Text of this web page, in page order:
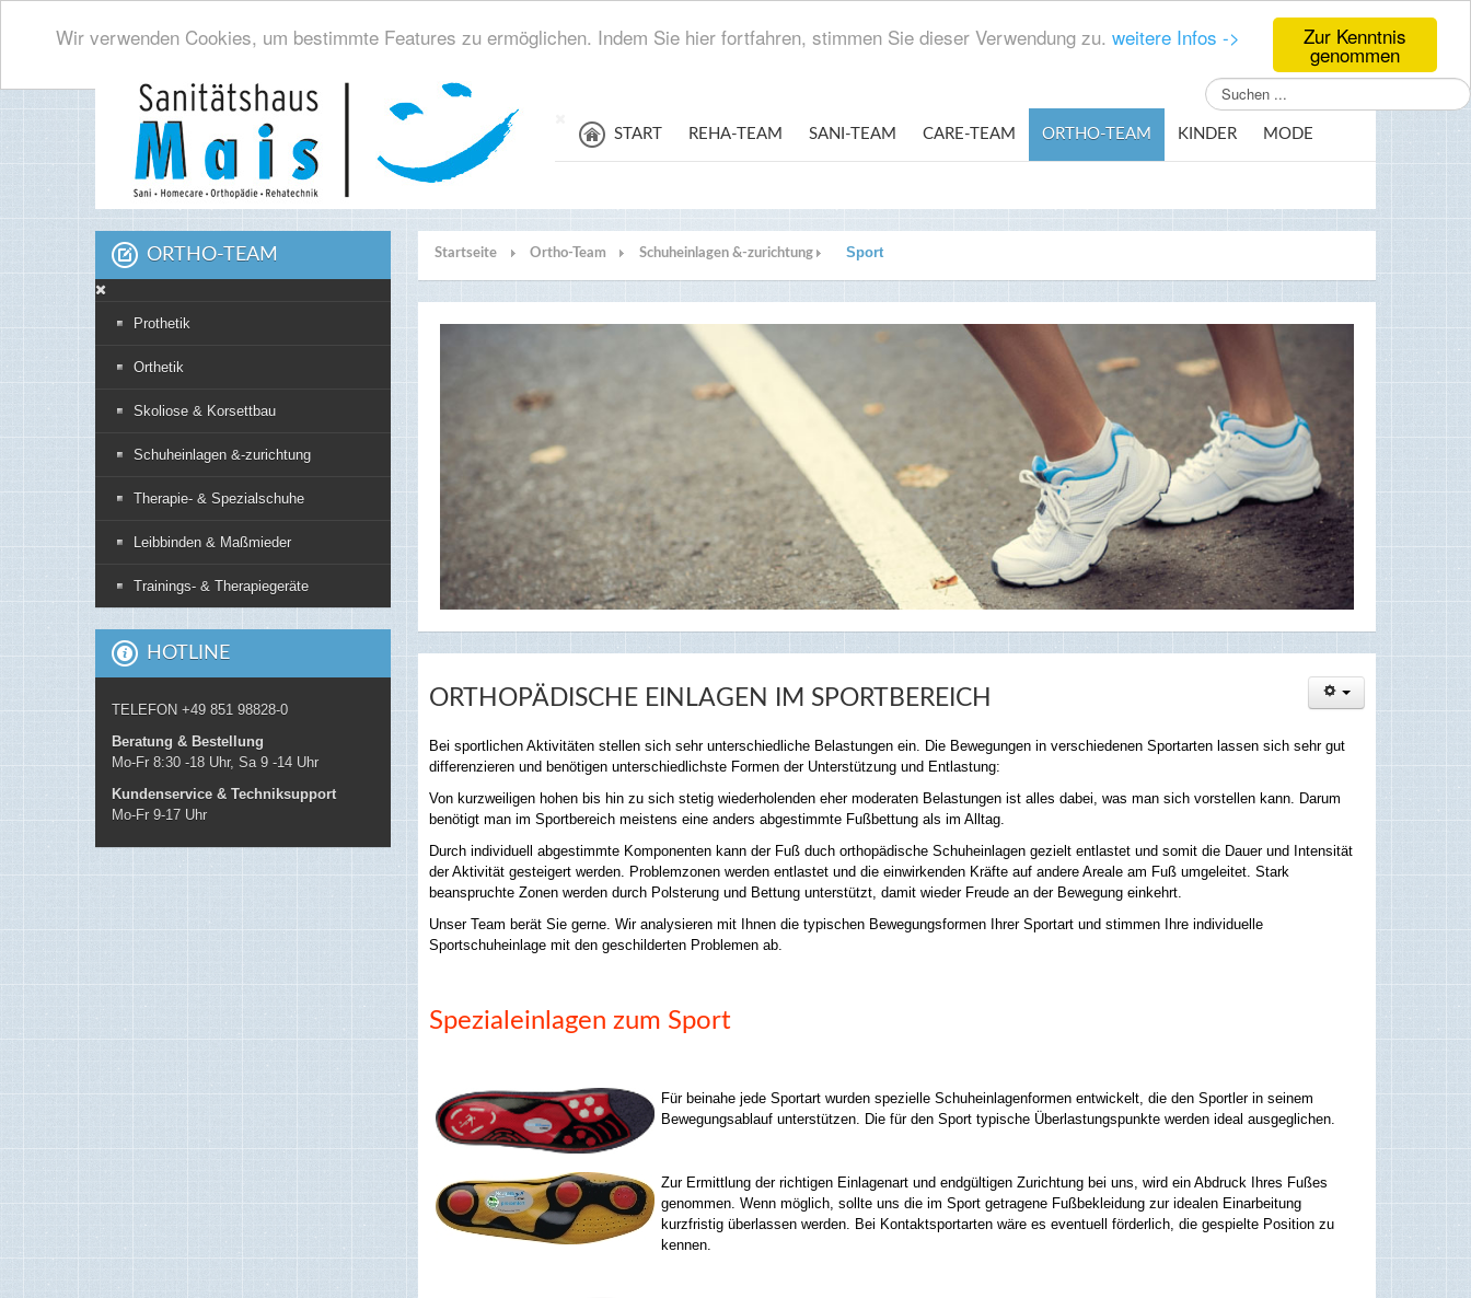
Zur Kenntnis
genommen
Wir verwenden Cookies, um bestimmte Features zu ermöglichen. Indem Sie hier fortfahren, stimmen Sie dieser Verwendung zu. weitere Infos ->
Suchen
...
START
REHA-TEAM SANI-TEAM CARE-TEAM ORTHO-TEAM KINDER MODE
Startseite Ortho-Team Schuheinlagen &-zurichtung Sport
ORTHOPÄDISCHE EINLAGEN IM SPORTBEREICH
Bei sportlichen Aktivitäten stellen sich sehr unterschiedliche Belastungen ein. Die Bewegungen in verschiedenen Sportarten lassen sich sehr gut
differenzieren und benötigen unterschiedlichste Formen der Unterstützung und Entlastung:
Von kurzweiligen hohen bis hin zu sich stetig wiederholenden eher moderaten Belastungen ist alles dabei, was man sich vorstellen kann. Darum
benötigt man im Sportbereich meistens eine anders abgestimmte Fußbettung als im Alltag.
Durch individuell abgestimmte Komponenten kann der Fuß duch orthopädische Schuheinlagen gezielt entlastet und somit die Dauer und Intensität
der Aktivität gesteigert werden. Problemzonen werden entlastet und die einwirkenden Kräfte auf andere Areale am Fuß umgeleitet. Stark
beanspruchte Zonen werden durch Polsterung und Bettung unterstützt, damit wieder Freude an der Bewegung einkehrt.
Unser Team berät Sie gerne. Wir analysieren mit Ihnen die typischen Bewegungsformen Ihrer Sportart und stimmen Ihre individuelle
Sportschuheinlage mit den geschilderten Problemen ab.
Spezialeinlagen zum Sport
Für beinahe jede Sportart wurden spezielle Schuheinlagenformen entwickelt, die den Sportler in seinem
Bewegungsablauf unterstützen. Die für den Sport typische Überlastungspunkte werden ideal ausgeglichen.
Zur Ermittlung der richtigen Einlagenart und endgültigen Zurichtung bei uns, wird ein Abdruck Ihres Fußes
genommen. Wenn möglich, sollte uns die im Sport getragene Fußbekleidung zur idealen Einarbeitung
kurzfristig überlassen werden. Bei Kontaktsportarten wäre es eventuell förderlich, die gespielte Position zu
kennen.
ORTHO-TEAM
Prothetik
Orthetik
Skoliose & Korsettbau
Schuheinlagen &-zurichtung
Therapie- & Spezialschuhe
Leibbinden & Maßmieder
Trainings- & Therapiegeräte
HOTLINE
TELEFON +49 851 98828-0
Beratung & Bestellung
Mo-Fr 8:30 -18 Uhr, Sa 9 -14 Uhr
Kundenservice & Techniksupport
Mo-Fr 9-17 Uhr